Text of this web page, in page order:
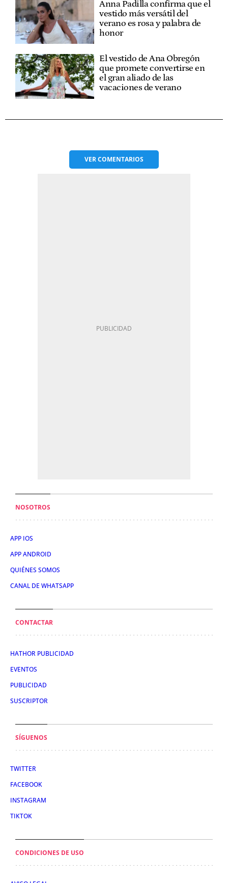
Anna Padilla confirma que el
vestido más versátil del
verano es rosa y palabra de
honor
El vestido de Ana Obregón
que promete convertirse en
el gran aliado de las
vacaciones de verano
VERCOMENTARIOS
NOSOTROS
APP IOS
APP ANDROID
QUIÉNES SOMOS
CANAL DE WHATSAPP
CONTACTAR
HATHOR PUBLICIDAD
EVENTOS
PUBLICIDAD
SUSCRIPTOR
SÍGUENOS
TWITTER
FACEBOOK
INSTAGRAM
TIKTOK
CONDICIONES DE USO